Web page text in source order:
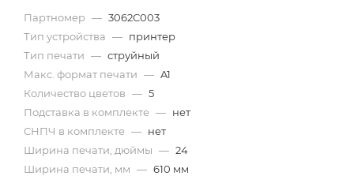
Партномер — 3062C003
Тип устройства — принтер
Тип печати — струйный
Макс. формат печати — A1
Количество цветов — 5
Подставка в комплекте — нет
СНПЧ в комплекте — нет
Ширина печати, дюймы — 24
Ширина печати, мм — 610 мм